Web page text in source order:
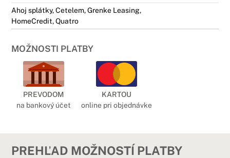
Ahoj splátky, Cetelem, Grenke Leasing,
HomeCredit, Quatro
MOŽNOSTI PLATBY
PREVODOM
na bankový účet
KARTOU
online pri objednávke
PREHĽAD MOŽNOSTÍ PLATBY